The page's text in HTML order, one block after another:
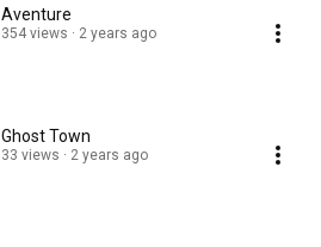
Aventure
354 views 2 years ago
Ghost Town
33 views 2 years ago